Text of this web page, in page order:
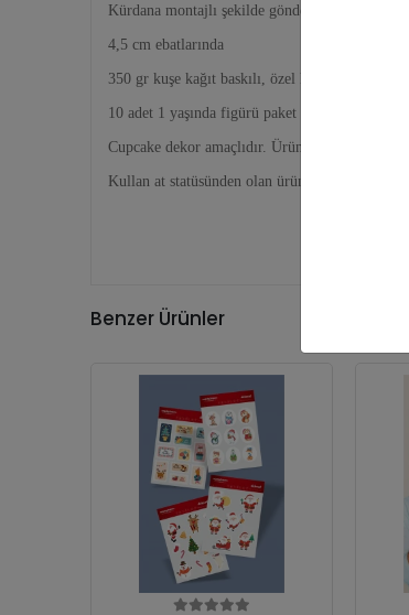
Kürdana montajlı şekilde gönderilir.
4,5 cm ebatlarında
350 gr kuşe kağıt baskılı, özel kesim
10 adet 1 yaşında figürü paket halinde gönderilir.
Cupcake dekor amaçlıdır. Ürüne dahil değildir.
Kullan at statüsünden olan ürünler olduğundan
Benzer Ürünler